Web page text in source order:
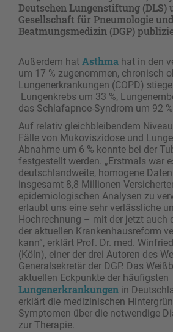
Deutschen Lungenstiftung (DLS)
Gesellschaft für Pneumologie und
Beatmungsmedizin (DGP)
Außerdem hat Asthma hat in den
um 17 % zugenommen, chronisch
Lungenerkrankungen (COPD)
Lungenkrebs um 33 %,
das Schlafapnoe-Syndrom um 92
Auf relativ gleichbleibendem
Fälle von Mukoviszidose und
Abnahme um 6 % konnte bei der
festgestellt werden. „Erstmals war
deutschlandweite, homogene
insgesamt 8,8 Millionen
epidemiologischen Analysen zu
erlaubt uns eine sehr verlässliche
Hochrechnung – mit der jetzt auch
der aktuellen Krankenhausreform
kann“, erklärt Prof. Dr. med.
(Köln), einer der drei Autoren des
Generalsekretär der DGP. Das
aktuellen Eckpunkte der häufigsten
Lungenerkrankungen in
erklärt die medizinischen
Symptomen über die notwendige
zur Therapie.